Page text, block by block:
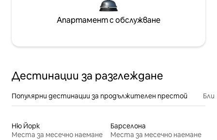
Апартамент с обслужване
Дестинации за разглеждане
Популярни дестинации за продължителен престой
Ню Йорк
Места за месечно наемане
Барселона
Места за месечно наемане